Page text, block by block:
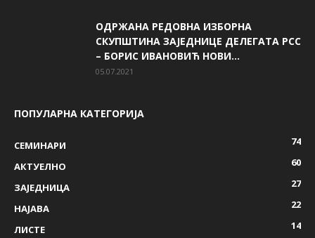
ОДРЖАНА РЕДОВНА ИЗБОРНА
СКУПШТИНА ЗАЈЕДНИЦЕ ДЕЛЕГАТА РСС
– БОРИС ИВАНОВИЋ НОВИ...
05.07.2021
ПОПУЛАРНА КАТЕГОРИЈА
СЕМИНАРИ
74
AКТУЕЛНО
60
ЗАЈЕДНИЦА
27
НАЈАВА
22
ЛИСТЕ
14